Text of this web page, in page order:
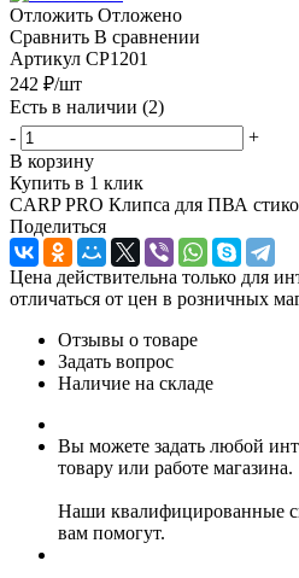
Отложить Отложено
Сравнить В сравнении
Артикул CP1201
242 ₽/шт
Есть в наличии (2)
-
+
В корзину
Купить в 1 клик
CARP PRO Клипса для ПВА
Поделиться
Цена действительна только для
отличаться от цен в розничных
Отзывы о товаре
Задать вопрос
Наличие на складе
Вы можете задать любой
товару или работе магазина.
Наши квалифицированные
вам помогут.